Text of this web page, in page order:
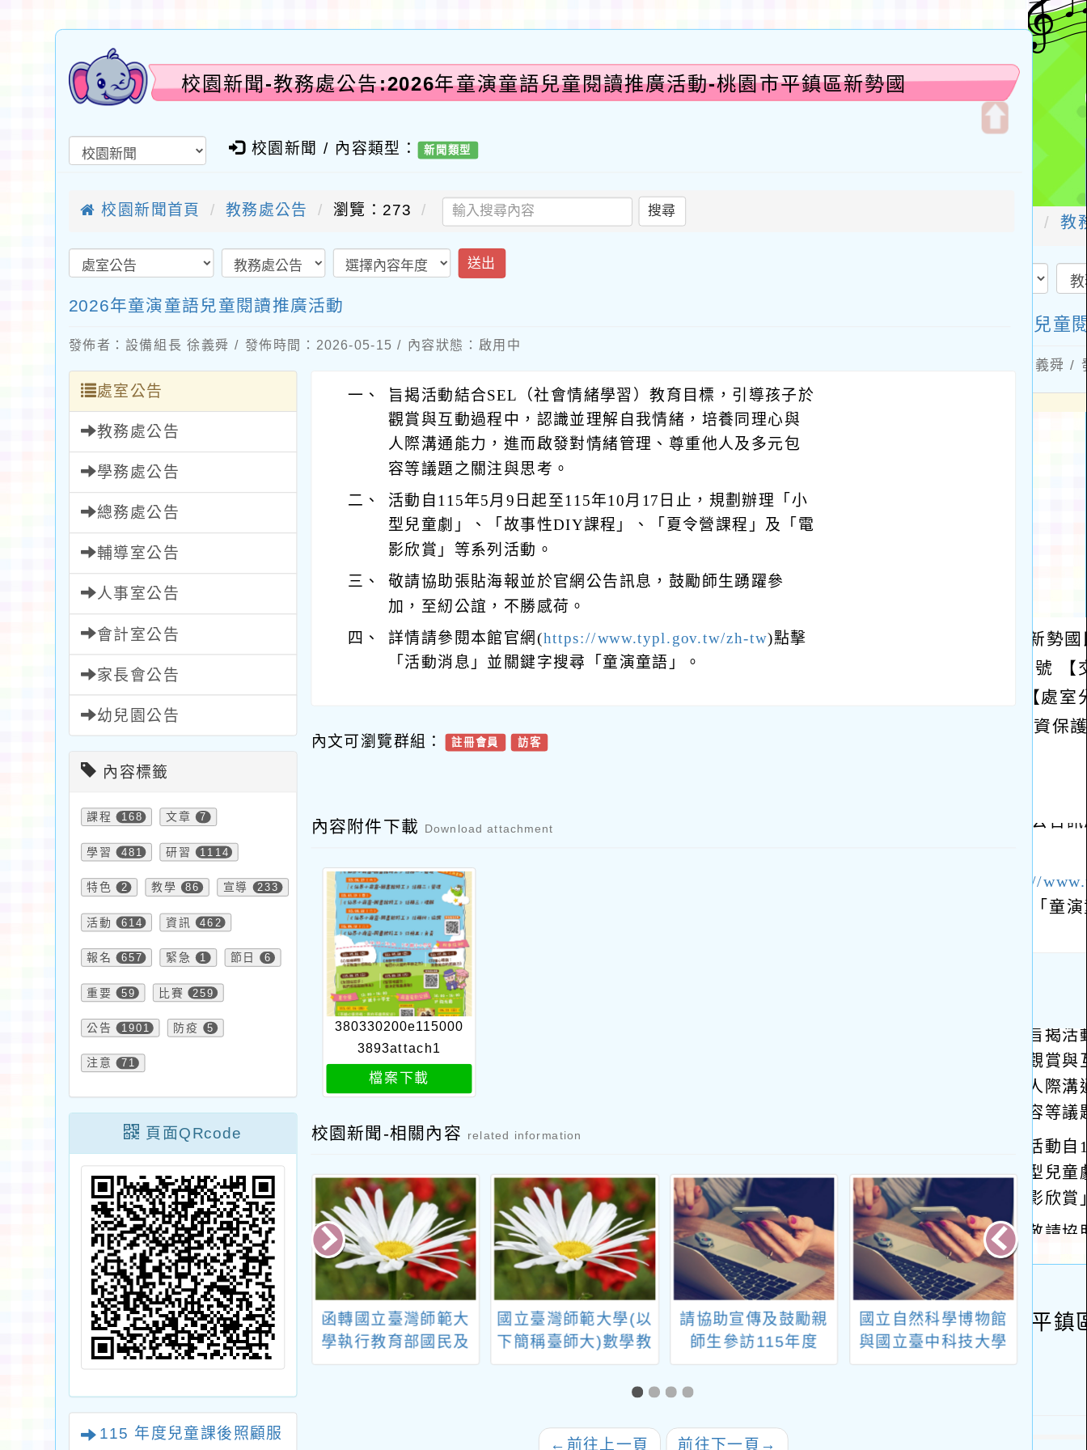
校園新聞-教務處公告:2026年童演童語兒童閱讀推廣活動-桃園市平鎮區新勢國
校園新聞 / 內容類型： 新聞類型
校園新聞首頁 教務處公告 瀏覽：273 搜尋
送出
2026年童演童語兒童閱讀推廣活動
發佈者：設備組長 徐義舜 / 發佈時間：2026-05-15 / 內容狀態：啟用中
處室公告
教務處公告
學務處公告
總務處公告
輔導室公告
人事室公告
會計室公告
家長會公告
幼兒園公告
內容標籤
課程 168 文章 7
學習 481 研習 1114
特色 2 教學 86 宣導 233
活動 614 資訊 462
報名 657 緊急 1 節日 6
重要 59 比賽 259
公告 1901 防疫 5
注意 71
頁面QRcode
115 年度兒童課後照顧服
一、
旨揭活動結合SEL（社會情緒學習）教育目標，引導孩子於
觀賞與互動過程中，認識並理解自我情緒，培養同理心與
人際溝通能力，進而啟發對情緒管理、尊重他人及多元包
容等議題之關注與思考。
二、
活動自115年5月9日起至115年10月17日止，規劃辦理「小
型兒童劇」、「故事性DIY課程」、「夏令營課程」及「電
影欣賞」等系列活動。
三、
敬請協助張貼海報並於官網公告訊息，鼓勵師生踴躍參
加，至紉公誼，不勝感荷。
四、 詳情請參閱本館官網(https://www.typl.gov.tw/zh-tw)點擊
「活動消息」並關鍵字搜尋「童演童語」。
內文可瀏覽群組： 註冊會員 訪客
內容附件下載 Download attachment
380330200e115000
3893attach1
檔案下載
校園新聞-相關內容 related information
年度教科書評
轉知國立臺中教育大
學辦理113年11至12
月「原住民族教育師
及多元文化教育」實
體研習資訊一案
函轉國立臺灣師範大
學執行教育部國民及
學前教育署委辦「多
國立臺灣師範大學(以
下簡稱臺師大)數學教
育中心辦理「第五期
數學活動師培訓研習
料一案
請協助宣傳及鼓勵親
師生參訪115年度
「第56屆全國技能競
賽」活動，請查照。
國立自然科學博物館
與國立臺中科技大學
合作辦理114年度
國立
← 前往上一頁 前往下一頁 →